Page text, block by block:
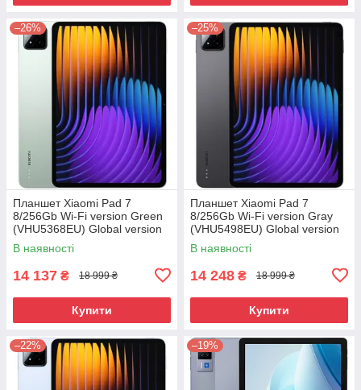
–26%
Планшет Xiaomi Pad 7
8/256Gb Wi-Fi version Green
(VHU5368EU) Global version
В наявності
14 137 ₴ 18 999 ₴
Купити
–25%
Планшет Xiaomi Pad 7
8/256Gb Wi-Fi version Gray
(VHU5498EU) Global version
В наявності
14 248 ₴ 18 999 ₴
Купити
–22% –19%